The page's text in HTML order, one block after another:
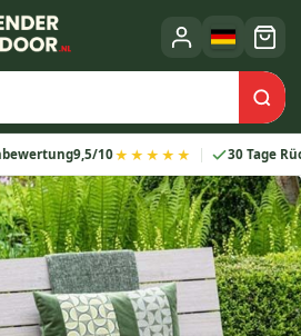
9,5/10★★★★★ 30 Tage